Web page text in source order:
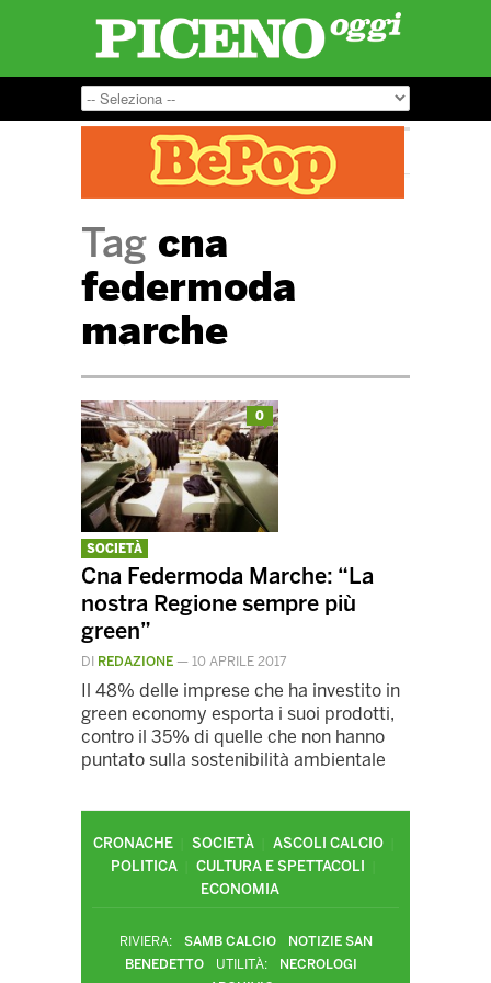
Tag cna
federmoda
marche
0
SOCIETÀ
Cna Federmoda Marche: “La
nostra Regione sempre più
green”
DI REDAZIONE — 10 APRILE 2017
Il 48% delle imprese che ha investito in
green economy esporta i suoi prodotti,
contro il 35% di quelle che non hanno
puntato sulla sostenibilità ambientale
CRONACHE SOCIETÀ
ASCOLI CALCIO
POLITICA
CULTURA E SPETTACOLI
ECONOMIA
RIVIERA: SAMB CALCIO
NOTIZIE SAN
BENEDETTO
UTILITÀ:
NECROLOGI